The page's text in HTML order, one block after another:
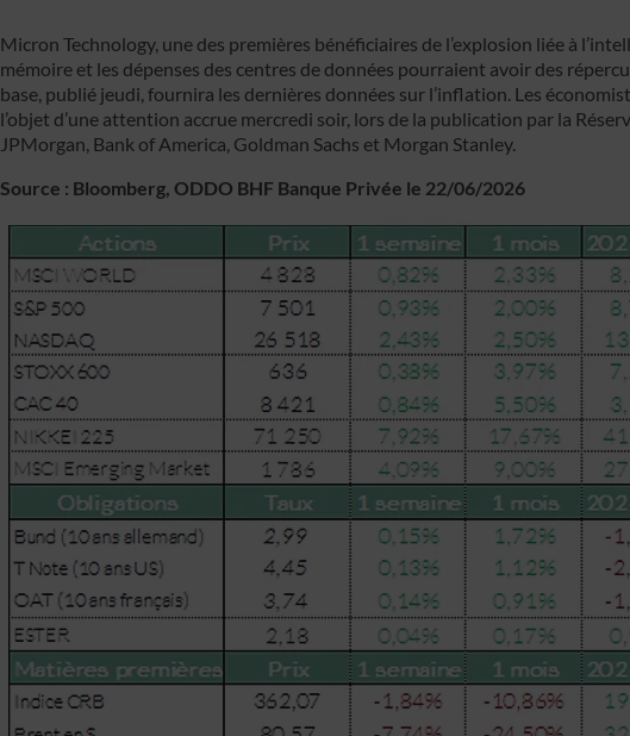
Micron Technology, une des premières bénéficiaires de l’explosion liée à
mémoire et les dépenses des centres de données pourraient avoir des
base, publié jeudi, fournira les dernières données sur l’inflation. Les
l’objet d’une attention accrue mercredi soir, lors de la publication par la
JPMorgan, Bank of America, Goldman Sachs et Morgan Stanley.
Source : Bloomberg, ODDO BHF Banque Privée le 22/06/2026